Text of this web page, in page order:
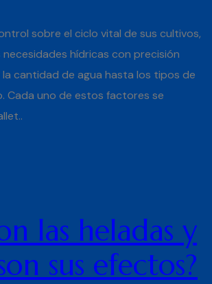
sobre el ciclo vital de sus cultivos,
hídricas con precisión
la cantidad de agua hasta los tipos de
Cada uno de estos factores se
las heladas y
sus efectos?